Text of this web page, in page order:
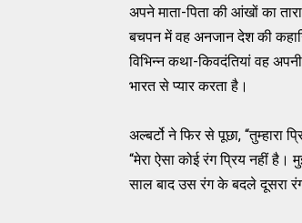
अपने माता-पिता की आंखों का
बचपन में वह अनजान देश की
विभिन्न कथा-किवदंतियां वह
भारत से प्यार करता है।
अल्बर्टो ने फिर से पूछा, “तुम्हारा
“मेरा ऐसा कोई रंग प्रिय नहीं
साल बाद उस रंग के बदले दूसरा